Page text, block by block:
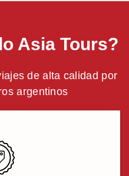
Asia Tours?
de alta calidad por
argentinos